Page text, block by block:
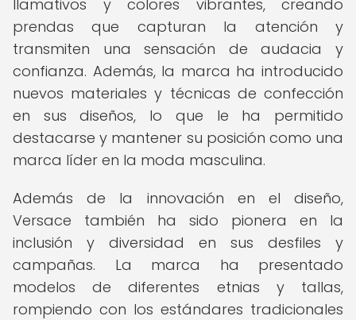
llamativos y colores vibrantes, creando
prendas que capturan la atención y
transmiten una sensación de audacia y
confianza. Además, la marca ha introducido
nuevos materiales y técnicas de confección
en sus diseños, lo que le ha permitido
destacarse y mantener su posición como una
marca líder en la moda masculina.
Además de la innovación en el diseño,
Versace también ha sido pionera en la
inclusión y diversidad en sus desfiles y
campañas. La marca ha presentado
modelos de diferentes etnias y tallas,
rompiendo con los estándares tradicionales